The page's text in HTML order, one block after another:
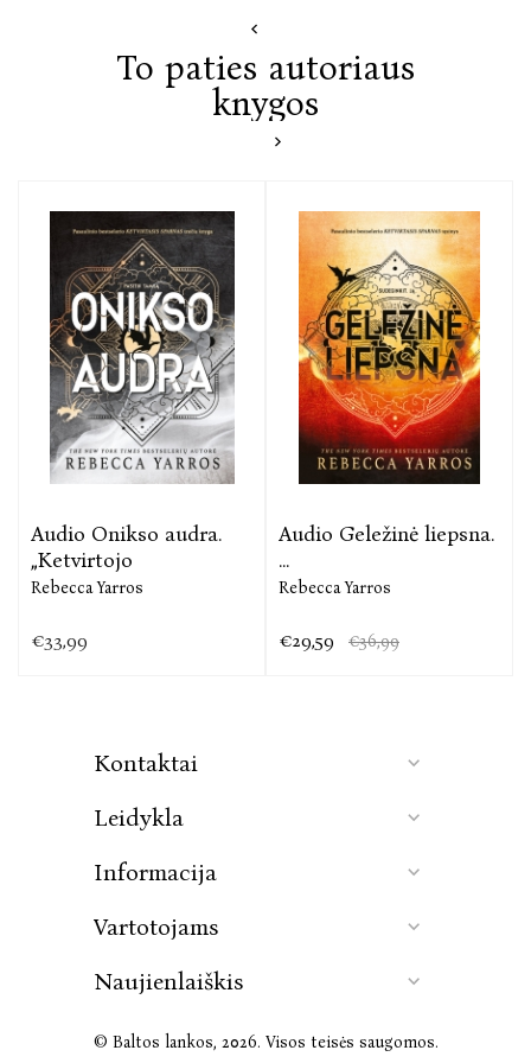
To paties autoriaus
knygos
Audio Onikso audra.
„Ketvirtojo
Rebecca Yarros
€33,99
Audio Geležinė liepsna.
...
Rebecca Yarros
€29,59 €36,99
Kontaktai
Leidykla
Informacija
Vartotojams
Naujienlaiškis
© Baltos lankos, 2026. Visos teisės saugomos.